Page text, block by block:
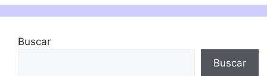
Buscar
Buscar